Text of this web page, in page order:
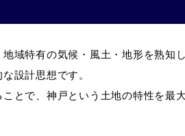
域特有の気候・風土・地形を熟
設計思想です。
とで、神戸という土地の特性を最